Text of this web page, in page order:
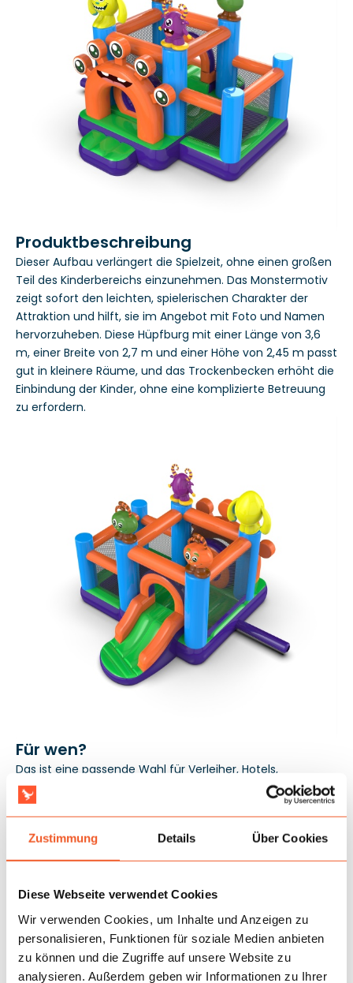
Zustimmung Details Über Cookies
Diese Webseite verwendet Cookies
Wir verwenden Cookies, um Inhalte und Anzeigen zu
personalisieren, Funktionen für soziale Medien anbieten
zu können und die Zugriffe auf unsere Website zu
analysieren. Außerdem geben wir Informationen zu Ihrer
Produktbeschreibung
Dieser Aufbau verlängert die Spielzeit, ohne einen großen
Teil des Kinderbereichs einzunehmen. Das Monstermotiv
zeigt sofort den leichten, spielerischen Charakter der
Attraktion und hilft, sie im Angebot mit Foto und Namen
hervorzuheben. Diese Hüpfburg mit einer Länge von 3,6
m, einer Breite von 2,7 m und einer Höhe von 2,45 m passt
gut in kleinere Räume, und das Trockenbecken erhöht die
Einbindung der Kinder, ohne eine komplizierte Betreuung
zu erfordern.
Für wen?
Das ist eine passende Wahl für Verleiher, Hotels,
Familienrestaurants und Spielhallen, die eine Attraktion für
den ganzjährigen Einsatz suchen. Am besten eignet sie
Beschäftigung und ein ruhigerer Nutzungsrhythmus
wichtig sind. Die Konformität mit der Norm EN14960 hilft
jährige Garantie stärkt die Investitionssicherheit bei
regelmäßiger Nutzung.